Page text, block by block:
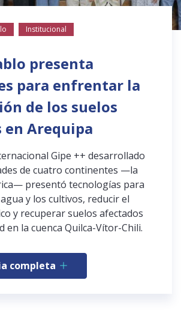
Institucional
presenta
para enfrentar la
de los suelos
en Arequipa
Gipe ++ desarrollado
de cuatro continentes —la
presentó tecnologías para
y los cultivos, reducir el
y recuperar suelos afectados
en la cuenca Quilca-Vítor-Chili.
completa